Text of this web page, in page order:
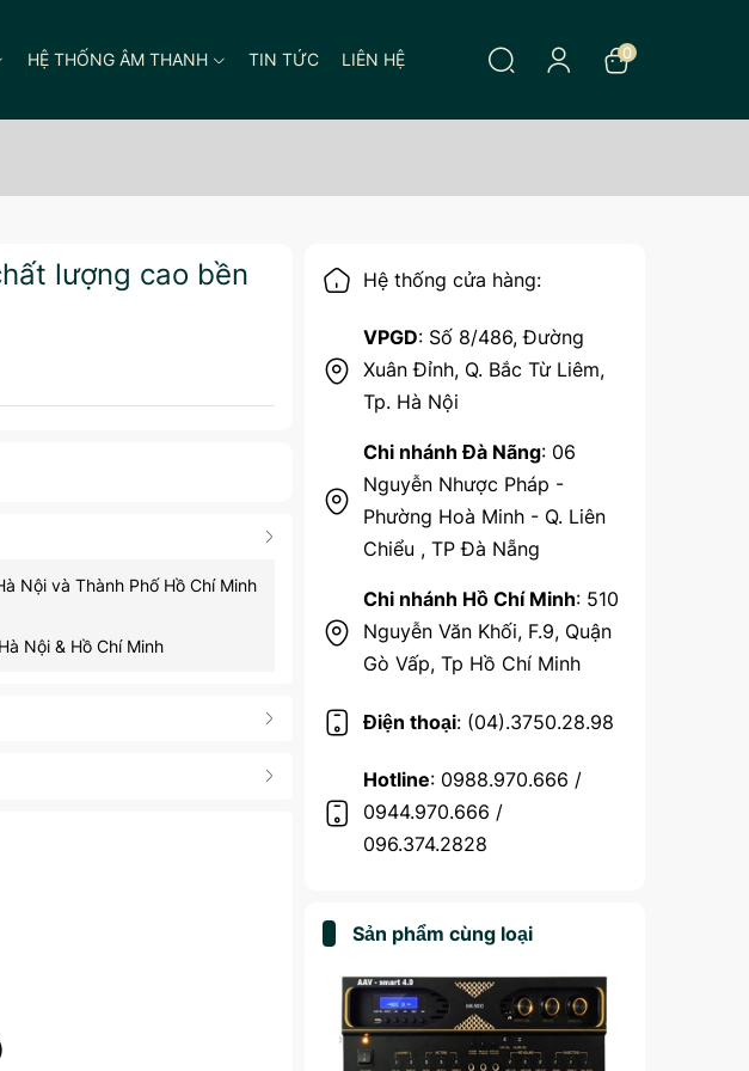
HỆ THỐNG ÂM THANH TIN TỨC LIÊN HỆ 0
lượng cao bền
Nội và Thành Phố Hồ Chí Minh
Nội & Hồ Chí Minh
Hệ thống cửa hàng:
VPGD: Số 8/486, Đường
Xuân Đỉnh, Q. Bắc Từ Liêm,
Tp. Hà Nội
Chi nhánh Đà Nãng: 06
Nguyễn Nhược Pháp -
Phường Hoà Minh - Q. Liên
Chiểu , TP Đà Nẵng
Chi nhánh Hồ Chí Minh: 510
Nguyễn Văn Khối, F.9, Quận
Gò Vấp, Tp Hồ Chí Minh
Điện thoại: (04).3750.28.98
Hotline: 0988.970.666 /
0944.970.666 /
096.374.2828
Sản phẩm cùng loại